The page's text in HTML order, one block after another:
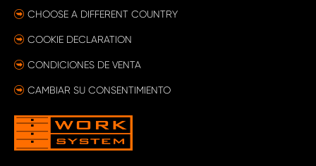
CHOOSE A DIFFERENT COUNTRY
COOKIE DECLARATION
CONDICIONES DE VENTA
CAMBIAR SU CONSENTIMIENTO